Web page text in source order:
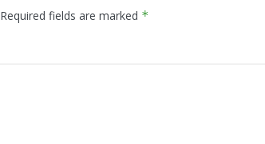
Required fields are marked *